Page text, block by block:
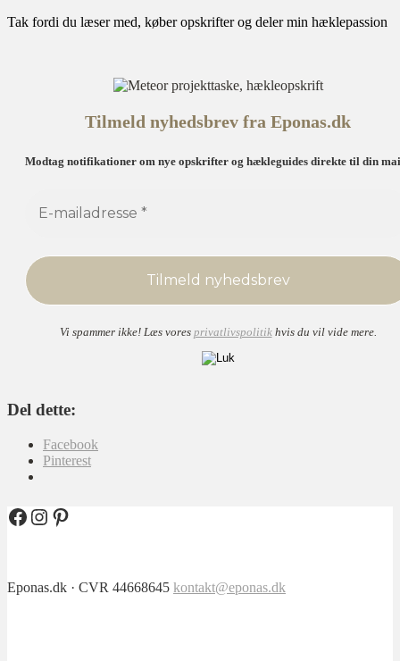
Tak fordi du læser med, køber opskrifter og deler min hæklepassion
Tilmeld nyhedsbrev fra Eponas.dk
Modtag notifikationer om nye opskrifter og hækleguides direkte til din
Vi spammer ikke! Læs vores privatlivspolitikhvis du vil vide mere.
Del dette:
Facebook
Pinterest
Facebook
Instagram
Pinterest
Eponas.dk · CVR 44668645 kontakt@eponas.dk